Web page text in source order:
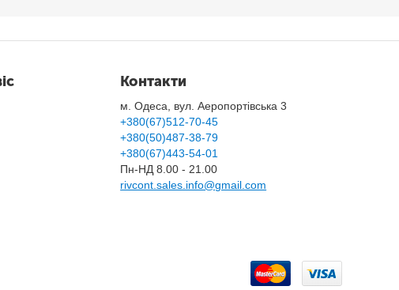
Контакти
м. Одеса, вул. Аеропортівська 3
+380(67)512-70-45
+380(50)487-38-79
+380(67)443-54-01
Пн-НД 8.00 - 21.00
rivcont.sales.info@gmail.com